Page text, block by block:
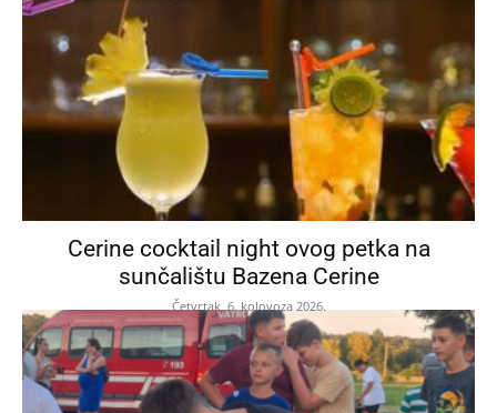
Cerine cocktail night ovog petka na
sunčalištu Bazena Cerine
Četvrtak, 6. kolovoza 2026.